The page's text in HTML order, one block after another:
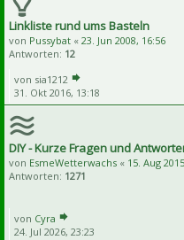
Linkliste rund ums Basteln
von Pussybat « 23. Jun 2008, 16:56
Antworten: 12
von sia1212
31. Okt 2016, 13:18
DIY - Kurze Fragen und
von EsmeWetterwachs « 15. Aug
Antworten: 1271
von Cyra
24. Jul 2026, 23:23